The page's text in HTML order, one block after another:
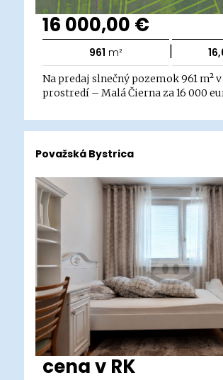
16 000,00 €
961 m² |
Na predaj slnečný pozemok 961 m²
prostredí – Malá Čierna za 16 000
Považská Bystrica
cena v RK